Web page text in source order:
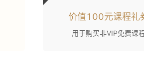
价值100元课程礼
用于购买非VIP免费课